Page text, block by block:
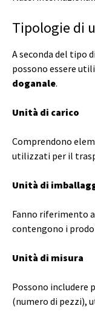
Tipologie di
A seconda del tipo
possono essere
doganale.
Unità di carico
Comprendono
utilizzati per il
Unità di
Fanno riferimento
contengono i
Unità di misura
Possono includere
(numero di pezzi),